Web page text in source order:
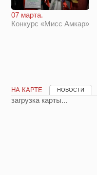
07 марта.
Конкурс «Мисс Амкар»
НА КАРТЕ НОВОСТИ
загрузка карты...